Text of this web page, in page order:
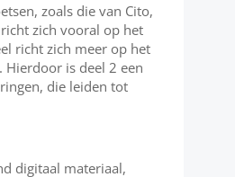
zoals die van Cito,
zich vooral op het
richt zich meer op het
Hierdoor is deel 2 een
die leiden tot
digitaal materiaal,